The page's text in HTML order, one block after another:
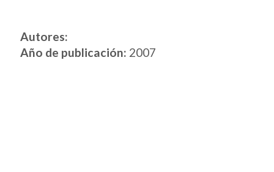
Autores:
Año de publicación: 2007